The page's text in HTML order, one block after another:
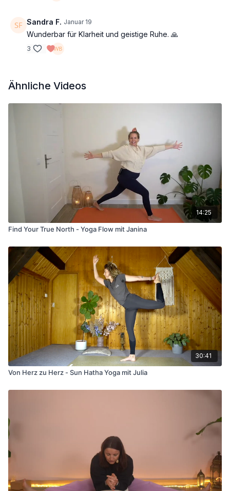
Sandra F. Januar 19
Wunderbar für Klarheit und geistige Ruhe. 🙏
3
Ähnliche Videos
14:25
Find Your True North - Yoga Flow mit Janina
30:41
Von Herz zu Herz - Sun Hatha Yoga mit Julia